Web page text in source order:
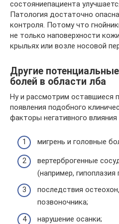
состояниепациента
Патология достаточно
контроля. Потому что
не только наповерхности
крыльях или возле носовой
Другие
болей в области лба
Ну и рассмотрим оставшиеся
появления подобного
факторы негативного
мигрень и головные
вертерброгенные
(например,
последствия
позвоночника;
нарушение осанки;